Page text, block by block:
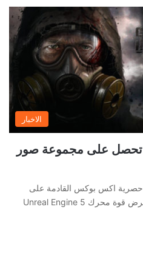
الاخبار
لعبة STALKER 2 تحصل على مجموعة صور
حصلت لعبة STALKER 2 حصرية اكس بوكس القادمة على
مجموعة صور جديدة تستعرض قوة محرك Unreal Engine 5